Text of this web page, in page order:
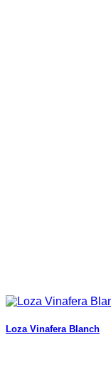
Loza Vinafera Blanch